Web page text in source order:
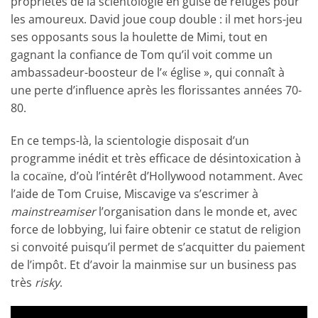
les amoureux. David joue coup double : il met hors-jeu
ses opposants sous la houlette de Mimi, tout en
gagnant la confiance de Tom qu’il voit comme un
ambassadeur-boosteur de l’« église », qui connaît à
une perte d’influence après les florissantes années 70-
80.
En ce temps-là, la scientologie disposait d’un
programme inédit et très efficace de désintoxication à
la cocaïne, d’où l’intérêt d’Hollywood notamment. Avec
l’aide de Tom Cruise, Miscavige va s’escrimer à
mainstreamiserl’organisation dans le monde et, avec
force de lobbying, lui faire obtenir ce statut de religion
si convoité puisqu’il permet de s’acquitter du paiement
de l’impôt. Et d’avoir la mainmise sur un business pas
très risky.